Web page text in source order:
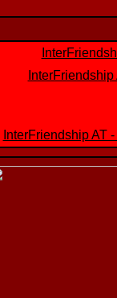
InterFriendship AT